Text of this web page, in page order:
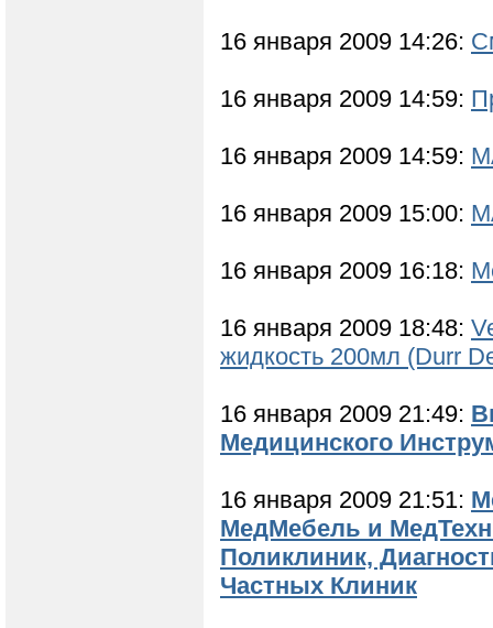
16 января 2009 14:26:
16 января 2009 14:59:
16 января 2009 14:59:
16 января 2009 15:00:
16 января 2009 16:18:
16 января 2009 18:48:
жидкость 200мл (Durr
16 января 2009 21:49:
Медицинского
16 января 2009 21:51:
МедМебель и
Поликлиник,
Частных Клиник